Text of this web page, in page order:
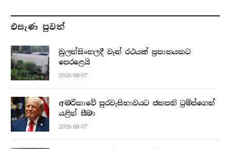
එසැණ පුව​ත්
බුලත්සිංහලදී වෑන් රථයක් ප්‍රපාතයකට
පෙරළෙයි
2026-08-07
අමරිකාවේ පුරවැසිභාවයට ජනපති ට්‍රම්ප්ගෙන්
යළිත් සීමා
2026-08-07